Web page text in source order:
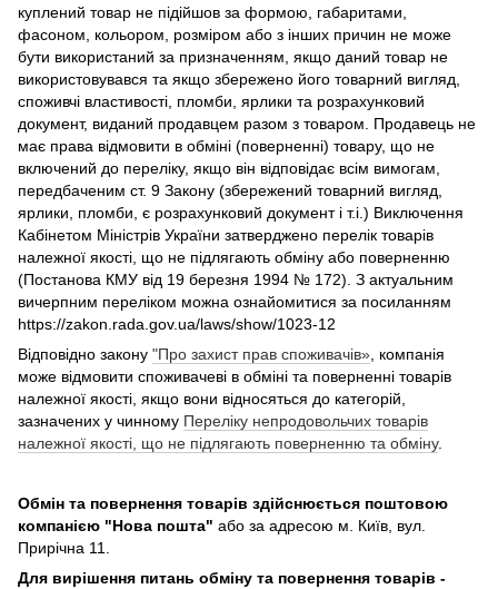
куплений товар не підійшов за формою, габаритами,
фасоном, кольором, розміром або з інших причин не може
бути використаний за призначенням, якщо даний товар не
використовувався та якщо збережено його товарний вигляд,
споживчі властивості, пломби, ярлики та розрахунковий
документ, виданий продавцем разом з товаром. Продавець не
має права відмовити в обміні (поверненні) товару, що не
включений до переліку, якщо він відповідає всім вимогам,
передбаченим ст. 9 Закону (збережений товарний вигляд,
ярлики, пломби, є розрахунковий документ і т.і.) Виключення
Кабінетом Міністрів України затверджено перелік товарів
належної якості, що не підлягають обміну або поверненню
(Постанова КМУ від 19 березня 1994 № 172). З актуальним
вичерпним переліком можна ознайомитися за посиланням
https://zakon.rada.gov.ua/laws/show/1023-12
Відповідно закону "Про захист прав споживачів» , компанія
може відмовити споживачеві в обміні та поверненні товарів
належної якості, якщо вони відносяться до категорій,
зазначених у чинному Переліку непродовольчих товарів
належної якості, що не підлягають поверненню та обміну.
Обмін та повернення товарів здійснюється поштовою
компанією "Нова пошта" або за адресою м. Київ, вул.
Прирічна 11.
Для вирішення питань обміну та повернення товарів -